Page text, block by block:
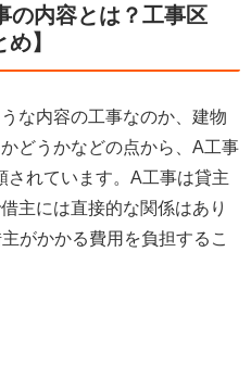
内容とは？工事区
】
な内容の工事なのか、建物
どうかなどの点から、A工事
されています。A工事は貸主
主には直接的な関係はあり
がかかる費用を負担するこ